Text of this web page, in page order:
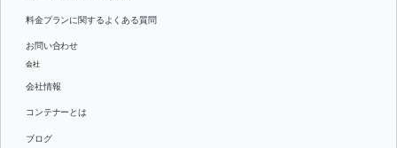
料金プランに関するよくある質問
お問い合わせ
会社
会社情報
コンテナーとは
ブログ